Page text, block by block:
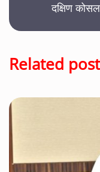
दक्षिण
Related